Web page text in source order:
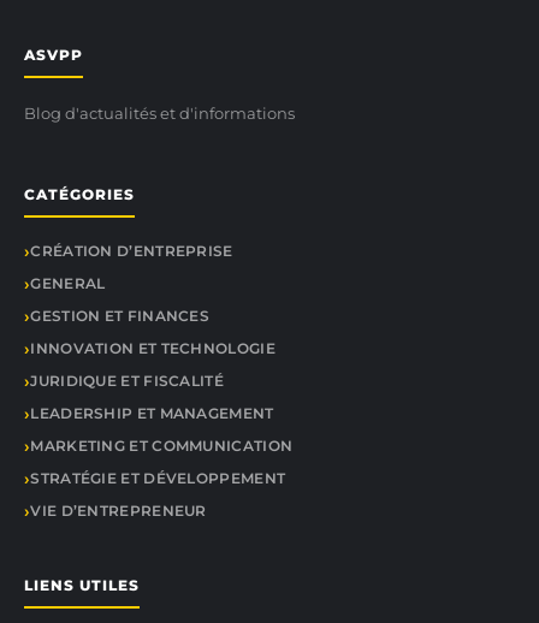
ASVPP
Blog d'actualités et d'informations
CATÉGORIES
CRÉATION D’ENTREPRISE
GENERAL
GESTION ET FINANCES
INNOVATION ET TECHNOLOGIE
JURIDIQUE ET FISCALITÉ
LEADERSHIP ET MANAGEMENT
MARKETING ET COMMUNICATION
STRATÉGIE ET DÉVELOPPEMENT
VIE D’ENTREPRENEUR
LIENS UTILES